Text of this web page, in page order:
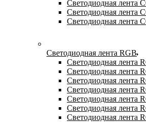
Светодиодная лента
Светодиодная лента
Светодиодная лента
Светодиодная лента RGB
Светодиодная лента
Светодиодная лента
Светодиодная лента
Светодиодная лента
Светодиодная лента
Светодиодная лента
Светодиодная лента